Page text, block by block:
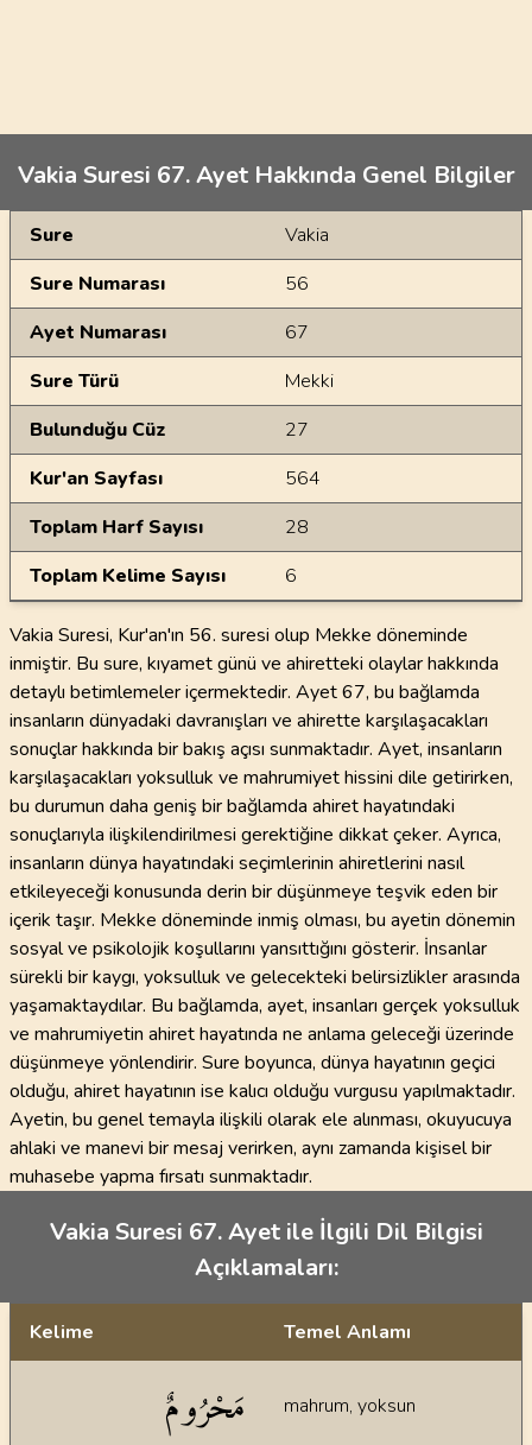
Vakia Suresi 67. Ayet Hakkında Genel Bilgiler
Genel Bilgiler
Sure
Vakia
Sure Numarası
56
Ayet Numarası
67
Sure Türü
Mekki
Bulunduğu Cüz
27
Kur'an Sayfası
564
Toplam Harf Sayısı
28
Toplam Kelime Sayısı
6
Vakia Suresi, Kur'an'ın 56. suresi olup Mekke döneminde
inmiştir. Bu sure, kıyamet günü ve ahiretteki olaylar hakkında
detaylı betimlemeler içermektedir. Ayet 67, bu bağlamda
insanların dünyadaki davranışları ve ahirette karşılaşacakları
sonuçlar hakkında bir bakış açısı sunmaktadır. Ayet, insanların
karşılaşacakları yoksulluk ve mahrumiyet hissini dile getirirken,
bu durumun daha geniş bir bağlamda ahiret hayatındaki
sonuçlarıyla ilişkilendirilmesi gerektiğine dikkat çeker. Ayrıca,
insanların dünya hayatındaki seçimlerinin ahiretlerini nasıl
etkileyeceği konusunda derin bir düşünmeye teşvik eden bir
içerik taşır. Mekke döneminde inmiş olması, bu ayetin dönemin
sosyal ve psikolojik koşullarını yansıttığını gösterir. İnsanlar
sürekli bir kaygı, yoksulluk ve gelecekteki belirsizlikler arasında
yaşamaktaydılar. Bu bağlamda, ayet, insanları gerçek yoksulluk
ve mahrumiyetin ahiret hayatında ne anlama geleceği üzerinde
düşünmeye yönlendirir. Sure boyunca, dünya hayatının geçici
olduğu, ahiret hayatının ise kalıcı olduğu vurgusu yapılmaktadır.
Ayetin, bu genel temayla ilişkili olarak ele alınması, okuyucuya
ahlaki ve manevi bir mesaj verirken, aynı zamanda kişisel bir
muhasebe yapma fırsatı sunmaktadır.
Vakia Suresi 67. Ayet ile İlgili Dil Bilgisi
Açıklamaları:
Kelime Temel Anlamı
مَحْرُومٌ mahrum, yoksun